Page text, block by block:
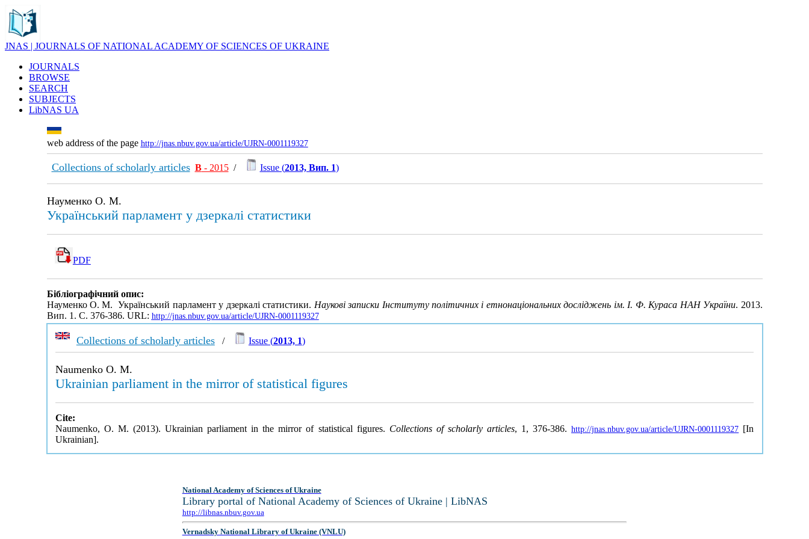
JNAS | JOURNALS OF NATIONAL ACADEMY OF SCIENCES OF UKRAINE
JOURNALS
BROWSE
SEARCH
SUBJECTS
LibNAS UA
web address of the page http://jnas.nbuv.gov.ua/article/UJRN-0001119327
Collections of scholarly articles В- 2015/ Issue (2013, Вип. 1)
Науменко О. М.
Український парламент у дзеркалі статистики
PDF
Бібліографічний опис:
Науменко О. М. Український парламент у дзеркалі статистики. Наукові записки Інституту політичних і етнонаціональних досліджень ім. І. Ф. Кураса НАН України. 2013.
Вип. 1. С. 376-386. URL: http://jnas.nbuv.gov.ua/article/UJRN-0001119327
Collections of scholarly articles/ Issue (2013, 1)
Naumenko O. M.
Ukrainian parliament in the mirror of statistical figures
Cite:
Naumenko, O. M. (2013). Ukrainian parliament in the mirror of statistical figures. Collections of scholarly articles, 1, 376-386.http://jnas.nbuv.gov.ua/article/UJRN-0001119327 [In
Ukrainian].
National Academy of Sciences of Ukraine
Library portal of National Academy of Sciences of Ukraine | LibNAS
http://libnas.nbuv.gov.ua
Vernadsky National Library of Ukraine (VNLU)